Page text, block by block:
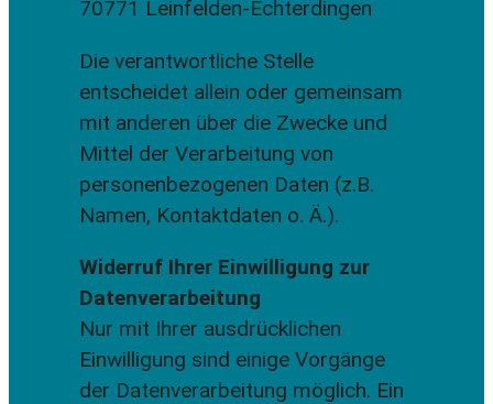
70771 Leinfelden-Echterdingen
Die verantwortliche Stelle
entscheidet allein oder gemeinsam
mit anderen über die Zwecke und
Mittel der Verarbeitung von
personenbezogenen Daten (z.B.
Namen, Kontaktdaten o. Ä.).
Widerruf Ihrer Einwilligung zur
Datenverarbeitung
Nur mit Ihrer ausdrücklichen
Einwilligung sind einige Vorgänge
der Datenverarbeitung möglich. Ein